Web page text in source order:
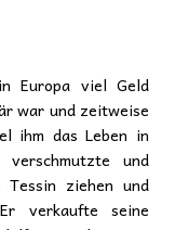
Europa viel Geld
war und zeitweise
ihm das Leben in
und
ziehen und
verkaufte seine